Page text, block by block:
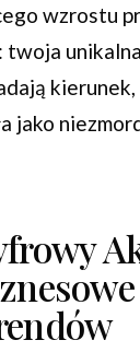
wzrostu
twoja
kierunek,
jako